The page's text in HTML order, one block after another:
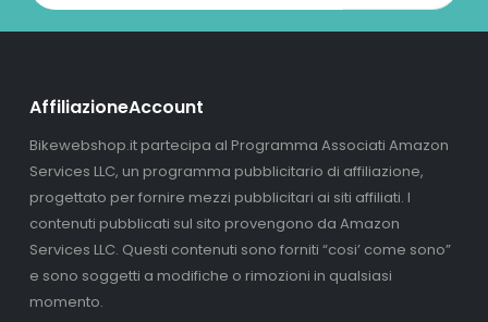
AffiliazioneAccount
Bikewebshop.it partecipa al Programma Associati Amazon
Services LLC, un programma pubblicitario di affiliazione,
progettato per fornire mezzi pubblicitari ai siti affiliati. I
contenuti pubblicati sul sito provengono da Amazon
Services LLC. Questi contenuti sono forniti “cosi’ come sono”
e sono soggetti a modifiche o rimozioni in qualsiasi
momento.